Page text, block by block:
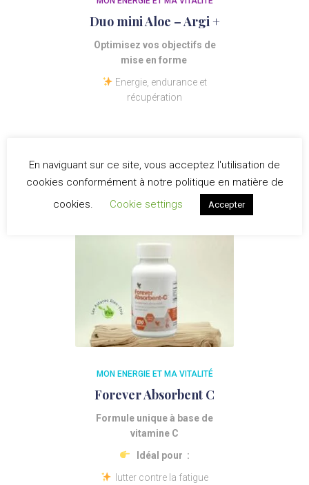
Duo mini Aloe – Argi +
Optimisez vos objectifs de
mise en forme
Energie, endurance et
récupération
MON ENERGIE ET MA VITALITÉ
Forever Absorbent C
Formule unique à base de
vitamine C
Idéal pour :
lutter contre la fatigue
En naviguant sur ce site, vous acceptez l'utilisation de
cookies conformément à notre politique en matière de
cookies.
Cookie settings Accepter